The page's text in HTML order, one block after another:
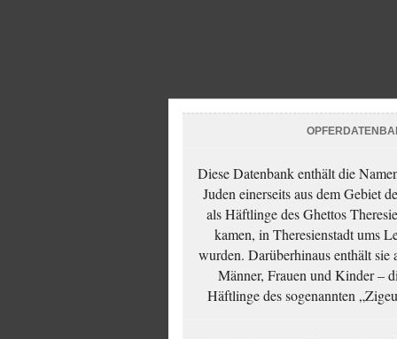
Diese Datenbank enthält die
Juden einerseits aus dem Gebiet
als Häftlinge des Ghettos
kamen, in Theresienstadt ums
wurden. Darüberhinaus enthält
Männer, Frauen und Kinder –
Häftlinge des sogenannten